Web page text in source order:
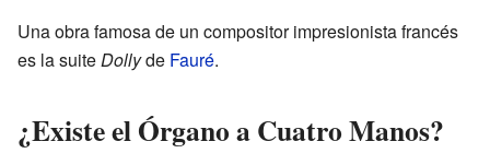
Una obra famosa de un compositor impresionista francés
es la suiteDollyde Fauré.
¿Existe el Órgano a Cuatro Manos?